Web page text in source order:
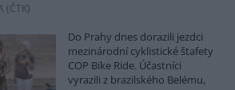
(ČTK)
Do Prahy dnes dorazili jezdci
mezinárodní cyklistické štafety
COP Bike Ride. Účastníci
vyrazili z brazilského Belému,